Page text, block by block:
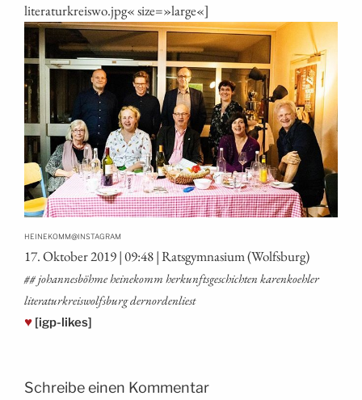
literaturkreiswo.jpg« size=»large«]
HEINEKOMM@INSTAGRAM
17. Okto­ber 2019 | 09:48 | Rats­gym­na­si­um (Wolfs­burg)
## johan­nes­böh­me hei­ne­komm her­kunfts­ge­schich­ten karen­koeh­ler
lite­ra­tur­kreis­wolfs­burg dernordenliest
♥ [igp-likes]
Schreibe einen Kommentar